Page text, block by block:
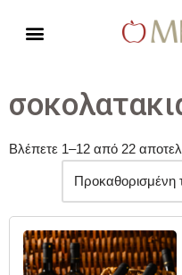
περιεχόμενο
Βλέπετε 1–12 από 22